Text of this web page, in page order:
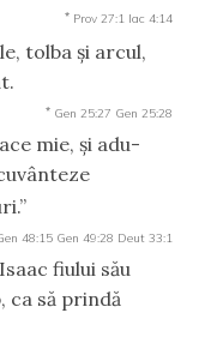
* Prov 27:1 Iac 4:14
tolba şi arcul,
* Gen 25:27 Gen 25:28
mie, şi adu-
48:15 Gen 49:28 Deut 33:1
fiului său
ca să prindă